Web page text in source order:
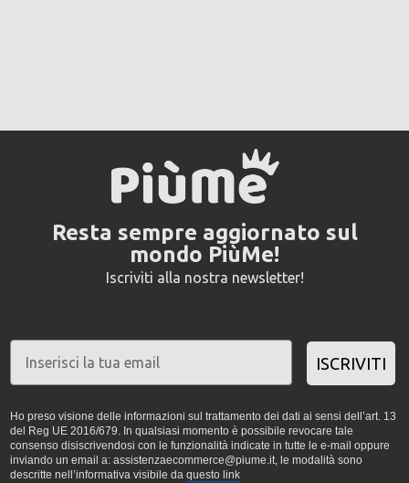
Resta sempre aggiornato sul
mondo PiùMe!
Iscriviti alla nostra newsletter!
ISCRIVITI
Ho preso visione delle informazioni sul trattamento dei dati ai sensi dell’art. 13
del Reg UE 2016/679. In qualsiasi momento è possibile revocare tale
consenso disiscrivendosi con le funzionalità indicate in tutte le e-mail oppure
inviando un email a: assistenzaecommerce@piume.it, le modalità sono
descritte nell’informativa visibile da questo link